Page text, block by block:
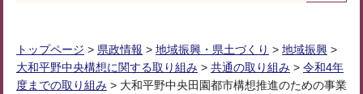
トップページ > 県政情報 > 地域振興・県土づくり > 地域振興 >
大和平野中央構想に関する取り組み > 共通の取り組み > 令和4年
度までの取り組み > 大和平野中央田園都市構想推進のための事業